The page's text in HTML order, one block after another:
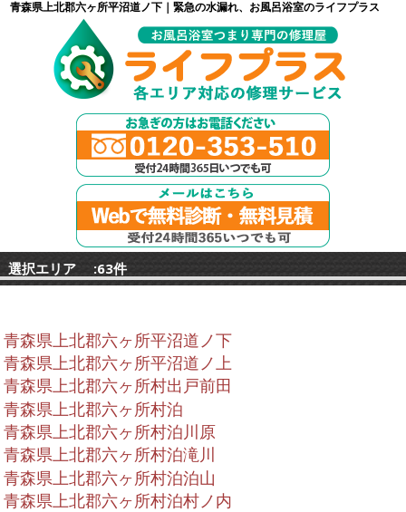
青森県上北郡六ヶ所平沼道ノ下｜緊急の水漏れ、お風呂浴室のライフプラス
選択エリア :63件
青森県上北郡六ヶ所平沼道ノ下
青森県上北郡六ヶ所平沼道ノ上
青森県上北郡六ヶ所村出戸前田
青森県上北郡六ヶ所村泊
青森県上北郡六ヶ所村泊川原
青森県上北郡六ヶ所村泊滝川
青森県上北郡六ヶ所村泊泊山
青森県上北郡六ヶ所村泊村ノ内